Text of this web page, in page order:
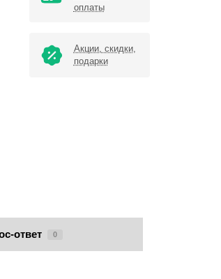
оплаты
Акции, скидки,
подарки
ответ 0